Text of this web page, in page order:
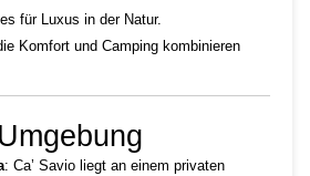
für Luxus in der Natur.
Komfort und Camping kombinieren
: Ca’ Savio liegt an einem privaten